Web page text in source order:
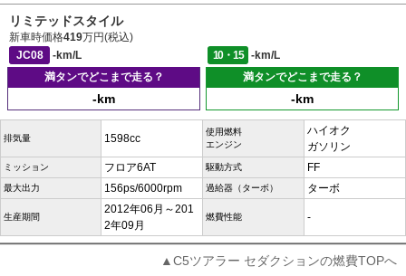
リミテッドスタイル
新車時価格419万円(税込)
JC08
-km/L 10・15
-km/L
満タンでどこまで走る？
-km
満タンでどこまで走る？
-km
排気量 1598cc
使用燃料
エンジン
ハイオク
ガソリン
ミッション フロア6AT 駆動方式 FF
最大出力 156ps/6000rpm 過給器（ターボ） ターボ
生産期間
2012年06月～201
2年09月
燃費性能 -
▲C5ツアラー セダクションの燃費TOPへ